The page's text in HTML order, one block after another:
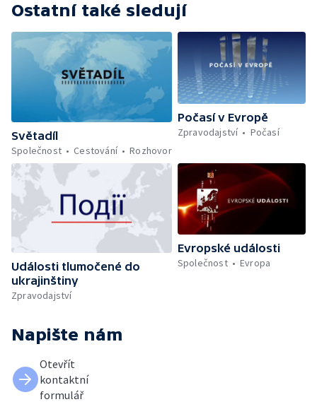
Ostatní také sledují
Světadíl
Společnost
Cestování Rozhovor
Počasí v Evropě
Zpravodajství
Počasí
Události tlumočené do
ukrajinštiny
Zpravodajství
Evropské události
Společnost
Evropa
Napište nám
Otevřít
kontaktní
formulář